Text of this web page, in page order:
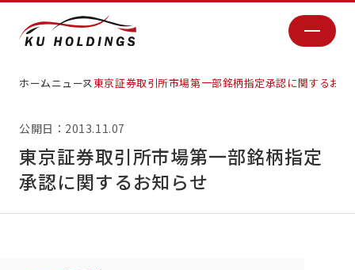
ホームニュース東京証券取引所市場第一部銘柄指定承認に関するお知
公開日：2013.11.07
東京証券取引所市場第一部銘柄指定
承認に関するお知らせ